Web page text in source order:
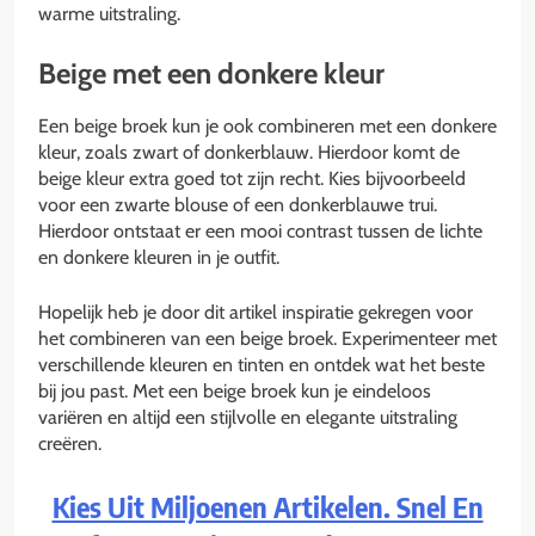
warme uitstraling.
Beige met een donkere kleur
Een beige broek kun je ook combineren met een donkere
kleur, zoals zwart of donkerblauw. Hierdoor komt de
beige kleur extra goed tot zijn recht. Kies bijvoorbeeld
voor een zwarte blouse of een donkerblauwe trui.
Hierdoor ontstaat er een mooi contrast tussen de lichte
en donkere kleuren in je outfit.
Hopelijk heb je door dit artikel inspiratie gekregen voor
het combineren van een beige broek. Experimenteer met
verschillende kleuren en tinten en ontdek wat het beste
bij jou past. Met een beige broek kun je eindeloos
variëren en altijd een stijlvolle en elegante uitstraling
creëren.
Kies Uit Miljoenen Artikelen. Snel En